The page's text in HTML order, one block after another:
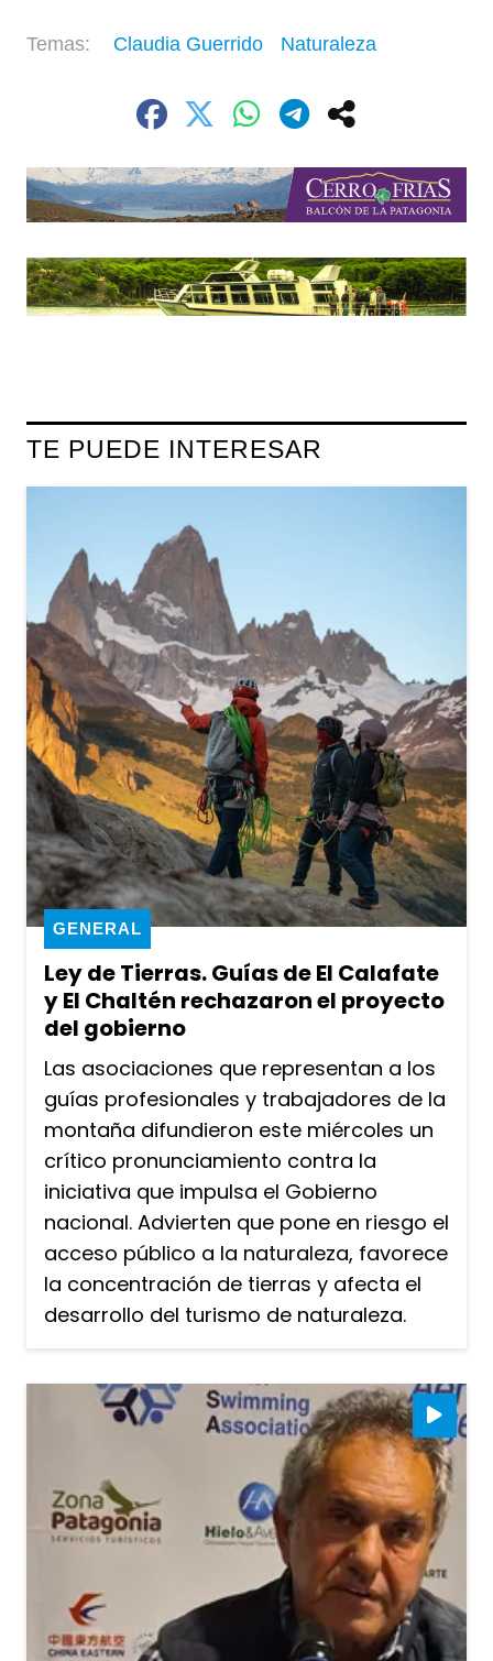
Claudia Guerrido Naturaleza
TE PUEDE INTERESAR
Ley de Tierras. Guías de El Calafate
y El Chaltén rechazaron el proyecto
del gobierno
GENERAL
Las asociaciones que representan a los
guías profesionales y trabajadores de la
montaña difundieron este miércoles un
crítico pronunciamiento contra la
iniciativa que impulsa el Gobierno
nacional. Advierten que pone en riesgo el
acceso público a la naturaleza, favorece
la concentración de tierras y afecta el
desarrollo del turismo de naturaleza.